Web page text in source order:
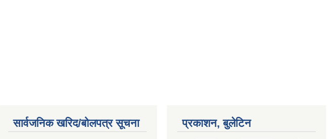
सार्वजनिक खरिद/बोलपत्र सूचना प्रकाशन, बुलेटिन